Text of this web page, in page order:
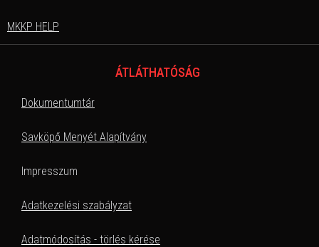
MKKP HELP
ÁTLÁTHATÓSÁG
Dokumentumtár
Savköpő Menyét Alapítvány
Impresszum
Adatkezelési szabályzat
Adatmódosítás - törlés kérése